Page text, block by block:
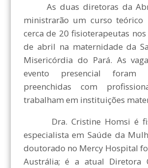
As duas diretoras da
ministrarão um curso teórico
cerca de 20 fisioterapeutas
de abril na maternidade da
Misericórdia do Pará. As
evento presencial foram
preenchidas com
trabalham em instituições
Dra. Cristine Homsi é
especialista em Saúde da
doutorado no Mercy Hospital
Austrália; é a atual Diretora